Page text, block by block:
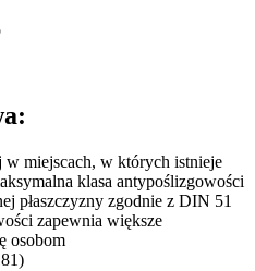
w miejscach, w których istnieje
klasa antypoślizgowości
płaszczyzny zgodnie z DIN 51
zapewnia większe
osobom